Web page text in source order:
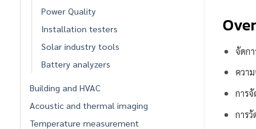
Power Quality
Installation testers
Solar industry tools
Battery analyzers
Building and HVAC
Acoustic and thermal imaging
Temperature measurement
จัดก
ควา
การ
การ